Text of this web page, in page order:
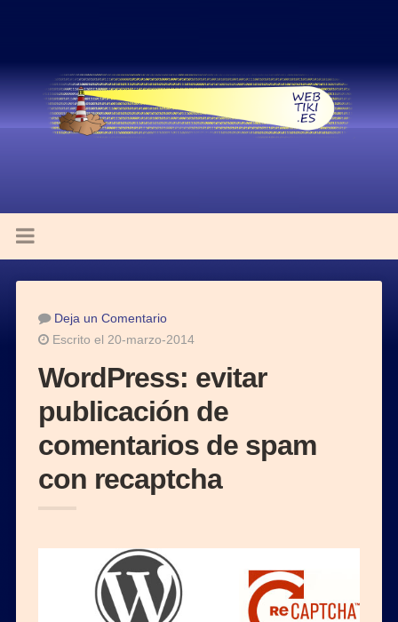
Deja un Comentario
Escrito el 20-marzo-2014
WordPress: evitar
publicación de
comentarios de spam
con recaptcha